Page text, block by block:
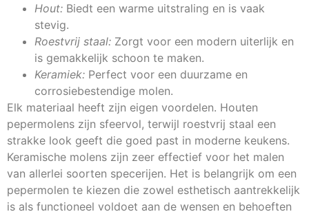
Hout: Biedt een warme uitstraling en is vaak
stevig.
Roestvrij staal: Zorgt voor een modern uiterlijk en
is gemakkelijk schoon te maken.
Keramiek: Perfect voor een duurzame en
corrosiebestendige molen.
Elk materiaal heeft zijn eigen voordelen. Houten
pepermolens zijn sfeervol, terwijl roestvrij staal een
strakke look geeft die goed past in moderne keukens.
Keramische molens zijn zeer effectief voor het malen
van allerlei soorten specerijen. Het is belangrijk om een
pepermolen te kiezen die zowel esthetisch aantrekkelijk
is als functioneel voldoet aan de wensen en behoeften